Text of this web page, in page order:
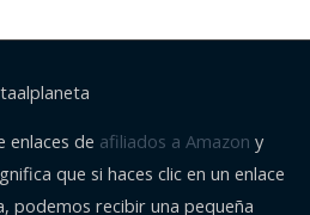
enlaces de afiliados a Amazon y
que si haces clic en un enlace
podemos recibir una pequeña